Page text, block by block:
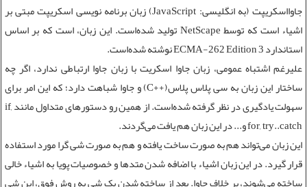
جاوااسکریپت (به انگلیسی: JavaScript)‏ زبان برنامه نویسی اسکریپت مبتی بر
اشیاء است که توسط NetScape تولید شده‌است. این زبان، است که بر اساس
استاندارد ECMA-262 Edition 3 نوشته شده‌است.
علیرغم اشتباه عمومی، زبان جاوا اسکریت با زبان جاوا ارتباطی ندارد، اگر چه
ساختار این زبان به سی پلاس پلاس(++C) و جاوا شباهت دارد؛ که این امر برای
سهولت یادگیری در نظر گرفته شده‌است. از همین رو دستورهای متداول مانند if,
for, try..catch و... در این زبان هم یافت می‌گردند.
این زبان می‌تواند هم به صورت ساخت یافته و هم به صورت شی گرا مورد استفاده
قرار گیرد. در این زبان اشیاء با اضافه شدن متدها و خصوصیات پویا به اشیاء خالی